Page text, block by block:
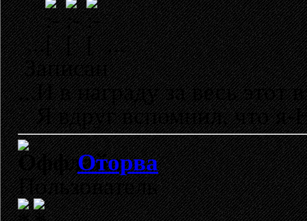
...
...
Записан
...И в награду за весь этот
Я вдруг вспомнил, что я-
Оторва
Пользователь